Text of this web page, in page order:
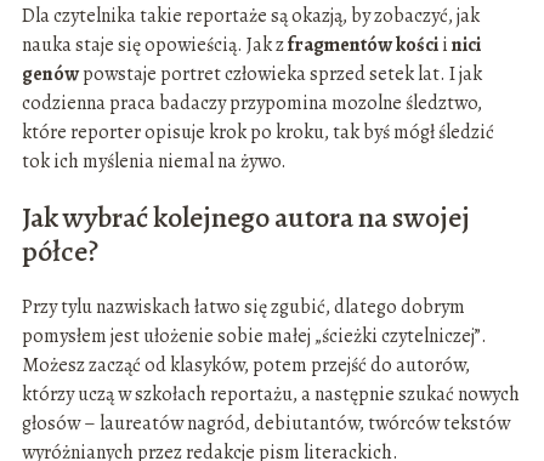
Dla czytelnika takie reportaże są okazją, by zobaczyć, jak
nauka staje się opowieścią. Jak zfragmentów kościinici
genówpowstaje portret człowieka sprzed setek lat. I jak
codzienna praca badaczy przypomina mozolne śledztwo,
które reporter opisuje krok po kroku, tak byś mógł śledzić
tok ich myślenia niemal na żywo.
Jak wybrać kolejnego autora na swojej
półce?
Przy tylu nazwiskach łatwo się zgubić, dlatego dobrym
pomysłem jest ułożenie sobie małej „ścieżki czytelniczej”.
Możesz zacząć od klasyków, potem przejść do autorów,
którzy uczą w szkołach reportażu, a następnie szukać nowych
głosów – laureatów nagród, debiutantów, twórców tekstów
wyróżnianych przez redakcje pism literackich.